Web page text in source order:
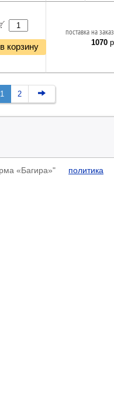
в корзину
поставка на
1070
1 2
«Багира»" политика